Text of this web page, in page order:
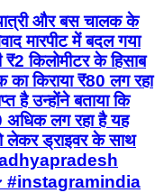
और बस चालक के
मारपीट में बदल गया
किलोमीटर के हिसाब
किराया ₹80 लग रहा
है उन्होंने बताया कि
लग रहा है यह
लेकर ड्राइवर के साथ
#instagramindia